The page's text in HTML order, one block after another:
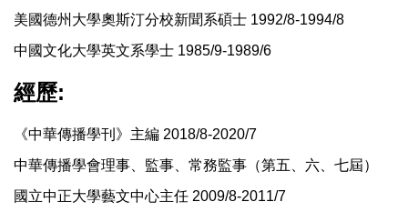
美國德州大學奧斯汀分校新聞系碩士 1992/8-1994/8
中國文化大學英文系學士 1985/9-1989/6
經歷:
《中華傳播學刊》主編 2018/8-2020/7
中華傳播學會理事、監事、常務監事（第五、六、七屆）
國立中正大學藝文中心主任 2009/8-2011/7